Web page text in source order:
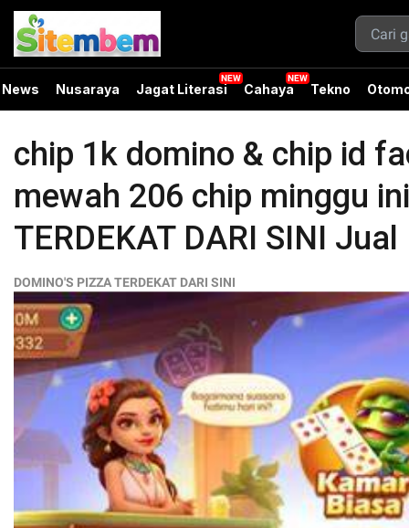
News Nusaraya Jagat Literasi Cahaya Tekno
chip 1k domino & chip id
mewah 206 chip minggu
TERDEKAT DARI SINI
DOMINO'S PIZZA TERDEKAT DARI SINI